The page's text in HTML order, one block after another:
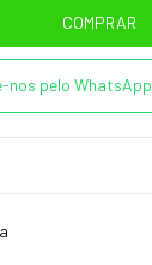
nos pelo WhatsApp